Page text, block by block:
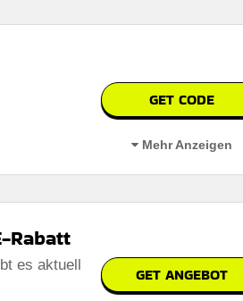
Mehr Anzeigen
GET CODE
Rabatt
es aktuell
GET ANGEBOT